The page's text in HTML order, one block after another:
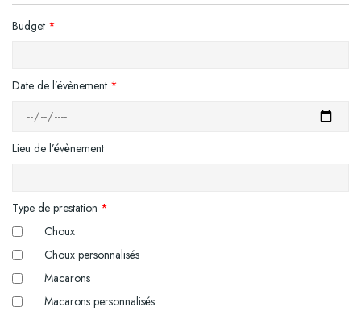
Budget *
Date de l’évènement *
Lieu de l’évènement
Type de prestation *
Choux
Choux personnalisés
Macarons
Macarons personnalisés